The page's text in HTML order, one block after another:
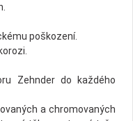
poškození.
Zehnder do každého
a chromovaných